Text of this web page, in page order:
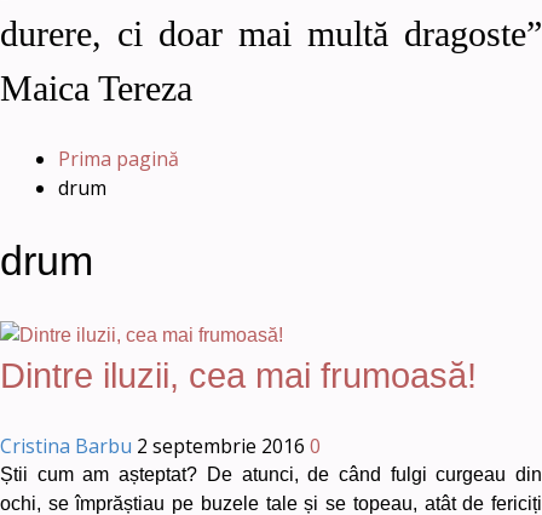
durere, ci doar mai multă dragoste”
Maica Tereza
Prima pagină
drum
drum
Dintre iluzii, cea mai frumoasă!
Cristina Barbu 2 septembrie 2016 0
Știi cum am așteptat? De atunci, de când fulgi curgeau din
ochi, se împrăștiau pe buzele tale și se topeau, atât de fericiți